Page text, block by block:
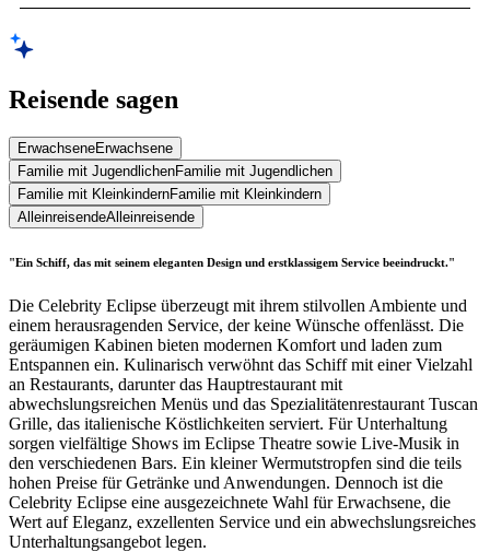
Reisende sagen
ErwachseneErwachsene
Familie mit JugendlichenFamilie mit Jugendlichen
Familie mit KleinkindernFamilie mit Kleinkindern
AlleinreisendeAlleinreisende
"Ein Schiff, das mit seinem eleganten Design und erstklassigem Service beeindruckt."
Die Celebrity Eclipse überzeugt mit ihrem stilvollen Ambiente und
einem herausragenden Service, der keine Wünsche offenlässt. Die
geräumigen Kabinen bieten modernen Komfort und laden zum
Entspannen ein. Kulinarisch verwöhnt das Schiff mit einer Vielzahl
an Restaurants, darunter das Hauptrestaurant mit
abwechslungsreichen Menüs und das Spezialitätenrestaurant Tuscan
Grille, das italienische Köstlichkeiten serviert. Für Unterhaltung
sorgen vielfältige Shows im Eclipse Theatre sowie Live-Musik in
den verschiedenen Bars. Ein kleiner Wermutstropfen sind die teils
hohen Preise für Getränke und Anwendungen. Dennoch ist die
Celebrity Eclipse eine ausgezeichnete Wahl für Erwachsene, die
Wert auf Eleganz, exzellenten Service und ein abwechslungsreiches
Unterhaltungsangebot legen.